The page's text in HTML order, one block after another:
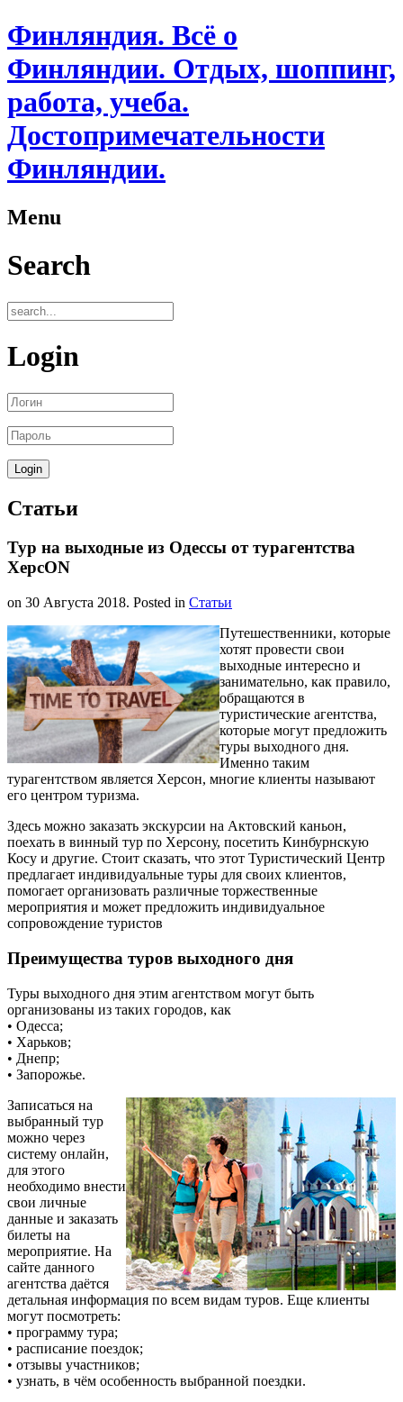
Финляндия. Всё о
Финляндии. Отдых, шоппинг,
работа, учеба.
Достопримечательности
Финляндии.
Menu
Search
Login
Статьи
Тур на выходные из Одессы от турагентства
ХерсON
on 30 Августа 2018. Posted in Статьи
Путешественники, которые
хотят провести свои
выходные интересно и
занимательно, как правило,
обращаются в
туристические агентства,
которые могут предложить
туры выходного дня.
Именно таким
турагентством является Херсон, многие клиенты называют
его центром туризма.
Здесь можно заказать экскурсии на Актовский каньон,
поехать в винный тур по Херсону, посетить Кинбурнскую
Косу и другие. Стоит сказать, что этот Туристический Центр
предлагает индивидуальные туры для своих клиентов,
помогает организовать различные торжественные
мероприятия и может предложить индивидуальное
сопровождение туристов
Преимущества туров выходного дня
Туры выходного дня этим агентством могут быть
организованы из таких городов, как
• Одесса;
• Харьков;
• Днепр;
• Запорожье.
Записаться на
выбранный тур
можно через
систему онлайн,
для этого
необходимо внести
свои личные
данные и заказать
билеты на
мероприятие. На
сайте данного
агентства даётся
детальная информация по всем видам туров. Еще клиенты
могут посмотреть:
• программу тура;
• расписание поездок;
• отзывы участников;
• узнать, в чём особенность выбранной поездки.